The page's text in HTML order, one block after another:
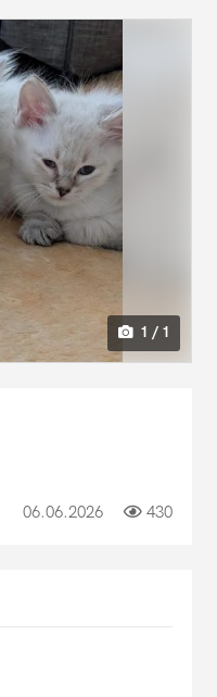
1 / 1
06.06.2026 430